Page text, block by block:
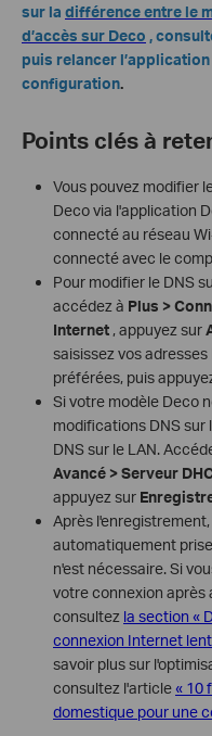
sur la différence entre le
d’accès sur Deco ,
puis relancer
configuration.
Points clés à
Vous pouvez modifier
Deco via l'application
connecté au réseau
connecté avec le
Pour modifier le DNS
accédez à Plus >
Internet , appuyez sur
saisissez vos
préférées, puis
Si votre modèle Deco
modifications DNS sur
DNS sur le LAN.
Avancé > Serveur
appuyez sur
Après
automatiquement
n'est nécessaire. Si
votre connexion après
consultez la section «
connexion Internet
savoir plus sur
consultez l'article « 10
domestique pour une